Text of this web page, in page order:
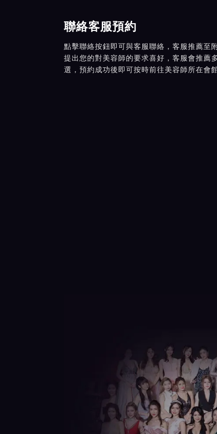
聯絡客服預約
點擊聯絡按鈕即可與客服聯絡，客服推薦至
提出您的對美容師的要求喜好，客服會推薦
選，預約成功後即可按時前往美容師所在會